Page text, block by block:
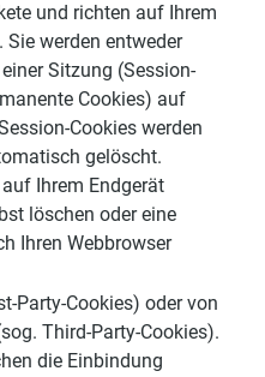
und richten auf Ihrem
Sie werden entweder
Sitzung (Session-
Cookies) auf
Cookies werden
gelöscht.
Ihrem Endgerät
löschen oder eine
Ihren Webbrowser
Party-Cookies) oder von
Third-Party-Cookies).
die Einbindung